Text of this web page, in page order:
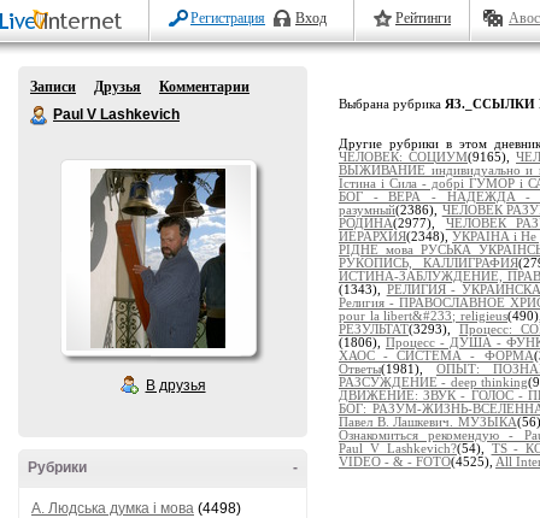
Регистрация Вход Рейтинги
Записи Друзья
Комментарии
Paul V Lashkevich
В друзья
-
Рубрики
A. Людська думка і мова (4498)
Выбрана рубрика
Другие рубрики в этом
ЧЕЛОВЕК: СОЦИУМ(9165),
ВЫЖИВАНИЕ индивидуально и
Істина і Сила - добрі ГУМОР і
БОГ - ВЕРА - НАДЕЖДА -
разумный(2386), ЧЕЛОВЕК
РОДИНА(2977), ЧЕЛОВЕК
ИЕРАРХИЯ(2348), УКРАЇНА і Не
РІДНЕ мова РУСЬКА
РУКОПИСЬ, КАЛЛИГРАФИЯ
ИСТИНА-ЗАБЛУЖДЕНИЕ,
(1343), РЕЛИГИЯ -
Религия - ПРАВОСЛАВНОЕ
pour la libert&#233; religieus
РЕЗУЛЬТАТ(3293), Процесс:
(1806), Процесс - ДУША -
ХАОС - СИСТЕМА - ФОРМА
Ответы(1981), ОПЫТ:
РАЗСУЖДЕНИЕ - deep thinking
ДВИЖЕНИЕ: ЗВУК - ГОЛОС -
БОГ: РАЗУМ-ЖИЗНЬ-
Павел В. Лашкевич. МУЗЫКА
Ознакомиться рекомендую -
Paul_V_Lashkevich?(54), TS -
VIDEO - & - FOTO(4525), All